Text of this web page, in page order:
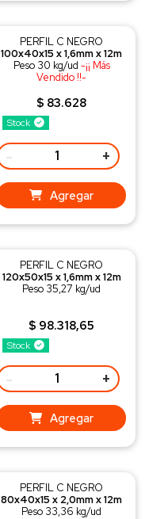
Stock
PERFIL C NEGRO
100x40x15 x 1,6mm x 12m
Peso 30 kg/ud -¡¡ Más
Vendido !!-
$ 83.628
- +
Agregar
Stock
PERFIL C NEGRO
120x50x15 x 1,6mm x 12m
Peso 35,27 kg/ud
$ 98.318,65
- +
Agregar
PERFIL C NEGRO
80x40x15 x 2,0mm x 12m
Peso 33,36 kg/ud